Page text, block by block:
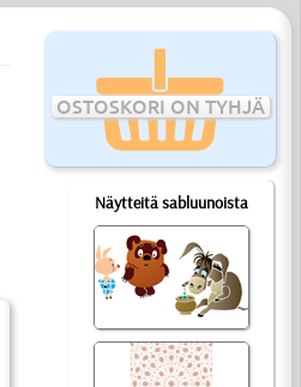
OSTOSKORI ON TYHJÄ
Näytteitä sabluunoista